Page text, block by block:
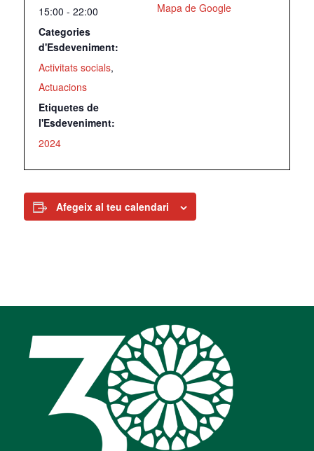
15:00 - 22:00
Categories
d'Esdeveniment:
Activitats socials,
Actuacions
Etiquetes de
l'Esdeveniment:
2024
Mapa de Google
Afegeix al teu calendari